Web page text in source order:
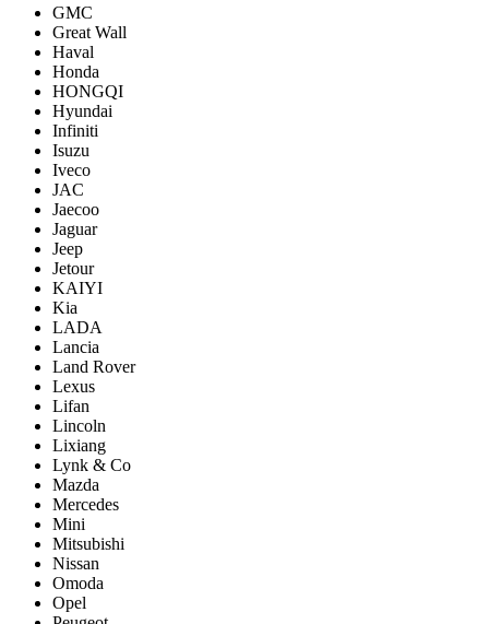
GMC
Great Wall
Haval
Honda
HONGQI
Hyundai
Infiniti
Isuzu
Iveco
JAC
Jaecoo
Jaguar
Jeep
Jetour
KAIYI
Kia
LADA
Lancia
Land Rover
Lexus
Lifan
Lincoln
Lixiang
Lynk & Co
Mazda
Mercedes
Mini
Mitsubishi
Nissan
Omoda
Opel